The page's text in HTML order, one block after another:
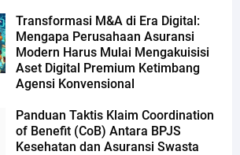
Transformasi M&A di Era Digital:
Mengapa Perusahaan Asuransi
Modern Harus Mulai Mengakuisisi
Aset Digital Premium Ketimbang
Agensi Konvensional
Panduan Taktis Klaim Coordination
of Benefit (CoB) Antara BPJS
Kesehatan dan Asuransi Swasta